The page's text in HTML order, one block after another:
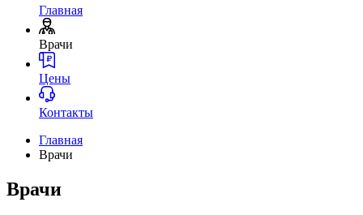
Главная
Врачи
Цены
Контакты
Главная
Врачи
Врачи